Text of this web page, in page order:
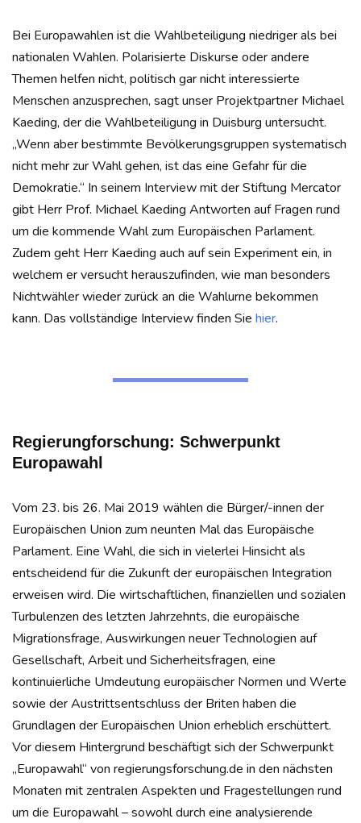
Bei Europawahlen ist die Wahlbeteiligung niedriger als bei
nationalen Wahlen. Polarisierte Diskurse oder andere
Themen helfen nicht, politisch gar nicht interessierte
Menschen anzusprechen, sagt unser Projektpartner Michael
Kaeding, der die Wahlbeteiligung in Duisburg untersucht.
„Wenn aber bestimmte Bevölkerungsgruppen systematisch
nicht mehr zur Wahl gehen, ist das eine Gefahr für die
Demokratie.“ In seinem Interview mit der Stiftung Mercator
gibt Herr Prof. Michael Kaeding Antworten auf Fragen rund
um die kommende Wahl zum Europäischen Parlament.
Zudem geht Herr Kaeding auch auf sein Experiment ein, in
welchem er versucht herauszufinden, wie man besonders
Nichtwähler wieder zurück an die Wahlurne bekommen
kann. Das vollständige Interview finden Sie hier.
Regierungforschung: Schwerpunkt
Europawahl
Vom 23. bis 26. Mai 2019 wählen die Bürger/-innen der
Europäischen Union zum neunten Mal das Europäische
Parlament. Eine Wahl, die sich in vielerlei Hinsicht als
entscheidend für die Zukunft der europäischen Integration
erweisen wird. Die wirtschaftlichen, finanziellen und sozialen
Turbulenzen des letzten Jahrzehnts, die europäische
Migrationsfrage, Auswirkungen neuer Technologien auf
Gesellschaft, Arbeit und Sicherheitsfragen, eine
kontinuierliche Umdeutung europäischer Normen und Werte
sowie der Austrittsentschluss der Briten haben die
Grundlagen der Europäischen Union erheblich erschüttert.
Vor diesem Hintergrund beschäftigt sich der Schwerpunkt
„Europawahl“ von regierungsforschung.de in den nächsten
Monaten mit zentralen Aspekten und Fragestellungen rund
um die Europawahl – sowohl durch eine analysierende